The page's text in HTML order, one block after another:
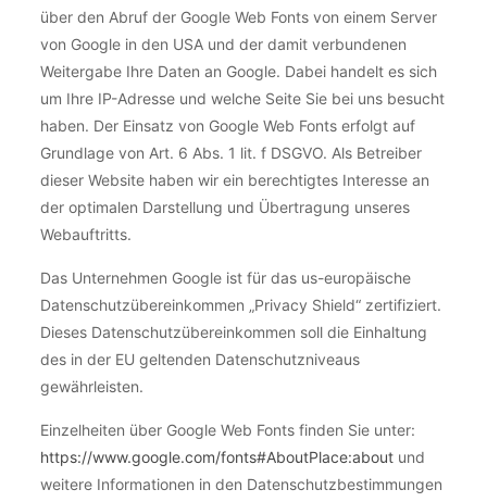
über den Abruf der Google Web Fonts von einem Server
von Google in den USA und der damit verbundenen
Weitergabe Ihre Daten an Google. Dabei handelt es sich
um Ihre IP-Adresse und welche Seite Sie bei uns besucht
haben. Der Einsatz von Google Web Fonts erfolgt auf
Grundlage von Art. 6 Abs. 1 lit. f DSGVO. Als Betreiber
dieser Website haben wir ein berechtigtes Interesse an
der optimalen Darstellung und Übertragung unseres
Webauftritts.
Das Unternehmen Google ist für das us-europäische
Datenschutzübereinkommen „Privacy Shield“ zertifiziert.
Dieses Datenschutzübereinkommen soll die Einhaltung
des in der EU geltenden Datenschutzniveaus
gewährleisten.
Einzelheiten über Google Web Fonts finden Sie unter:
https://www.google.com/fonts#AboutPlace:aboutund
weitere Informationen in den Datenschutzbestimmungen